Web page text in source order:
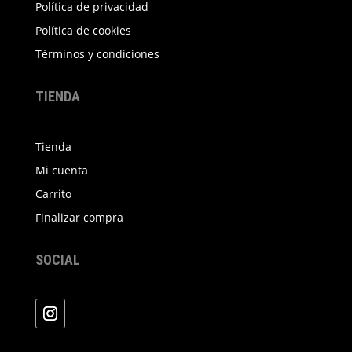
Política de privacidad
Política de cookies
Términos y condiciones
TIENDA
Tienda
Mi cuenta
Carrito
Finalizar compra
SOCIAL